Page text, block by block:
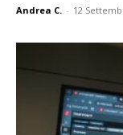
Andrea C. - 12